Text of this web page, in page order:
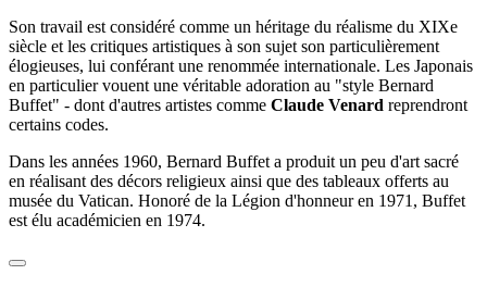
Son travail est considéré comme un héritage du réalisme du XIXe
siècle et les critiques artistiques à son sujet son particulièrement
élogieuses, lui conférant une renommée internationale. Les Japonais
en particulier vouent une véritable adoration au "style Bernard
Buffet" - dont d'autres artistes comme Claude Venard reprendront
certains codes.
Dans les années 1960, Bernard Buffet a produit un peu d'art sacré
en réalisant des décors religieux ainsi que des tableaux offerts au
musée du Vatican. Honoré de la Légion d'honneur en 1971, Buffet
est élu académicien en 1974.